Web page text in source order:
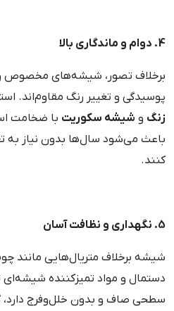
4. دوام و ماندگاری بالا
برخلاف تصور، شیشه‌های مخصوص راه
پوسیدگی و تغییر رنگ مقاوم‌اند.
زنگ و شیشه سکوریت
باعث می‌شود سال‌ها بدون نیاز به
کنند.
5. نگهداری و نظافت آسان
شیشه برخلاف متریال‌هایی مانند
دستمال و مواد تمیزکننده شیشه‌ای
سطحی صاف و بدون خلل‌وفرج دارد،